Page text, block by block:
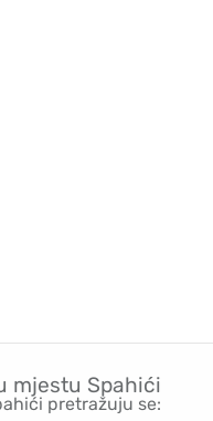
mjestu Spahići
pretražuju se: